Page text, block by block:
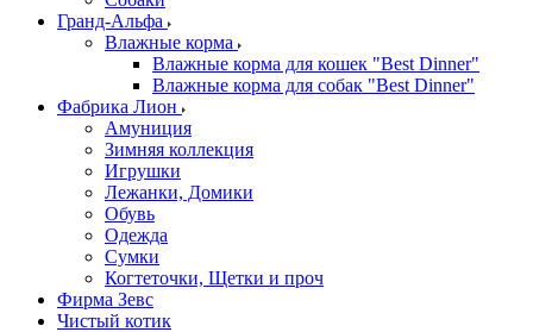
Гранд-Альфа
Влажные корма
Влажные корма для кошек "Best Dinner"
Влажные корма для собак "Best Dinner"
Фабрика Лион
Амуниция
Зимняя коллекция
Игрушки
Лежанки, Домики
Обувь
Одежда
Сумки
Когтеточки, Щетки и проч
Фирма Зевс
Чистый котик